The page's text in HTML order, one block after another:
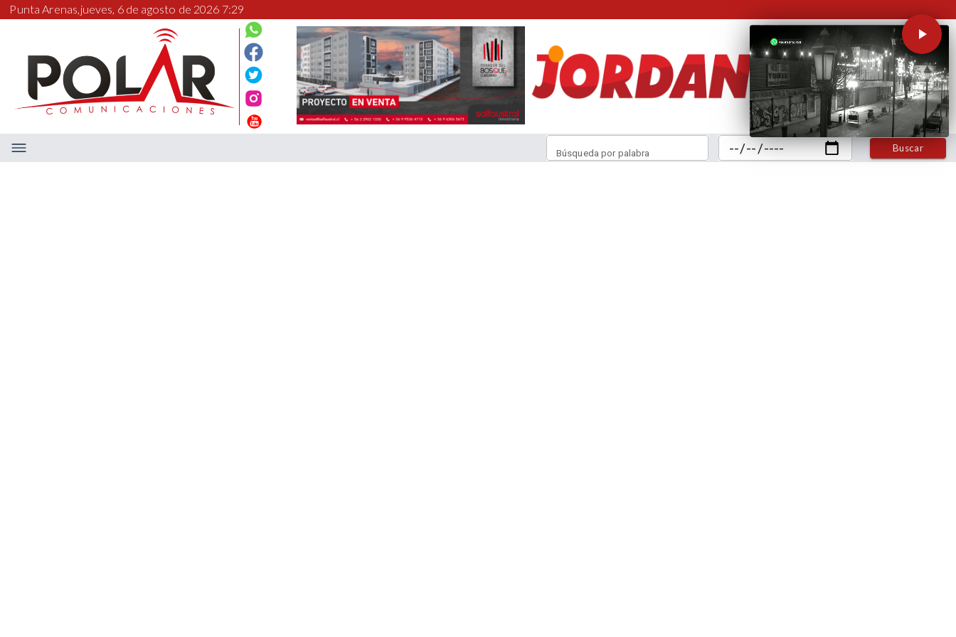
Punta Arenas,jueves, 6 de agosto de 2026 7:29
Buscar
Búsqueda por palabra